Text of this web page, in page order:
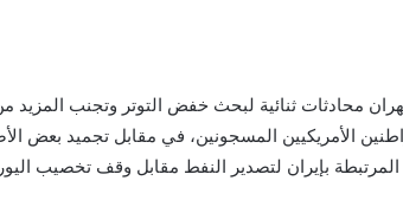
محادثات ثنائية لبحث خفض التوتر وتجنب المزيد
الأمريكيين المسجونين، في مقابل تجميد بعض
النفط مقابل وقف تخصيب اليورانيوم عند 60 بالمئة، وتعاون إيراني أكبر مع الوكالة الدولية للطاقة الذرية